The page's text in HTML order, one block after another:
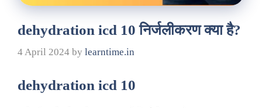
dehydration icd 10 निर्जलीकरण क्या है?
4 April 2024 by learntime.in
dehydration icd 10